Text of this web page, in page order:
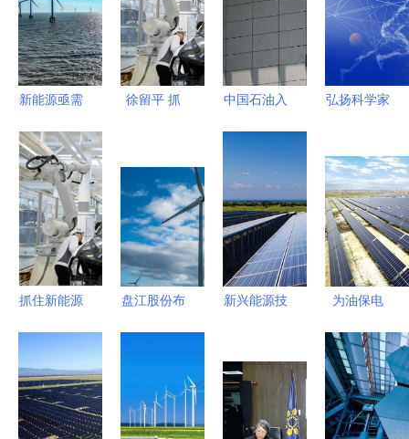
能源技术研
发成果显著
兴能源技术
研发
立 新兴能
源技术研发
与新兴能源
技术研发
新能源亟需
技术路径协
同推动清洁
能源革新
徐留平 抓
遇，实现自
主品牌跨越
式发展
中国石油入
研究院，布
局新兴能源
技术研发
弘扬科学家
创新活力
——徐矿集
团新兴能源
技术研发纪
实
抓住新能源
主品牌跨越
式发展 徐
盘江股份布
册资本
8000万助
新兴能源技
续发展的核
心引擎
为油保电
滨海新区港
油新能源成
立，新兴能